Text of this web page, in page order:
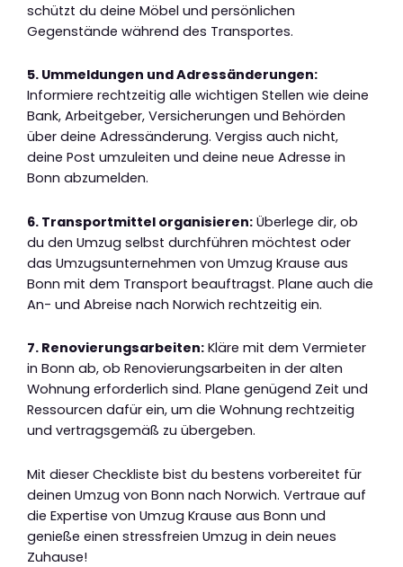
schützt du deine Möbel und persönlichen
Gegenstände während des Transportes.
5. Ummeldungen und Adressänderungen:
Informiere rechtzeitig alle wichtigen Stellen wie deine
Bank, Arbeitgeber, Versicherungen und Behörden
über deine Adressänderung. Vergiss auch nicht,
deine Post umzuleiten und deine neue Adresse in
Bonn abzumelden.
6. Transportmittel organisieren: Überlege dir, ob
du den Umzug selbst durchführen möchtest oder
das Umzugsunternehmen von Umzug Krause aus
Bonn mit dem Transport beauftragst. Plane auch die
An- und Abreise nach Norwich rechtzeitig ein.
7. Renovierungsarbeiten: Kläre mit dem Vermieter
in Bonn ab, ob Renovierungsarbeiten in der alten
Wohnung erforderlich sind. Plane genügend Zeit und
Ressourcen dafür ein, um die Wohnung rechtzeitig
und vertragsgemäß zu übergeben.
Mit dieser Checkliste bist du bestens vorbereitet für
deinen Umzug von Bonn nach Norwich. Vertraue auf
die Expertise von Umzug Krause aus Bonn und
genieße einen stressfreien Umzug in dein neues
Zuhause!